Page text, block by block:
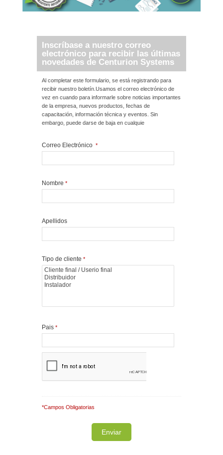
Inscríbase a nuestro correo
electrónico para recibir las últimas
novedades de Centurion Systems
Al completar este formulario, se está registrando para
recibir nuestro boletín.Usamos el correo electrónico de
vez en cuando para informarle sobre noticias importantes
de la empresa, nuevos productos, fechas de
capacitación, información técnica y eventos. Sin
embargo, puede darse de baja en cualquie
Correo Electrónico *
Nombre *
Apellidos
Tipo de cliente *
Pais *
*Campos Obligatorias